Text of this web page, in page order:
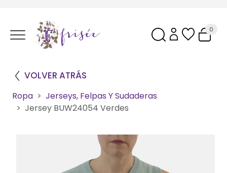
0
VOLVER ATRÁS
Ropa
Jerseys, Felpas Y Sudaderas
Jersey BUW24054 Verdes